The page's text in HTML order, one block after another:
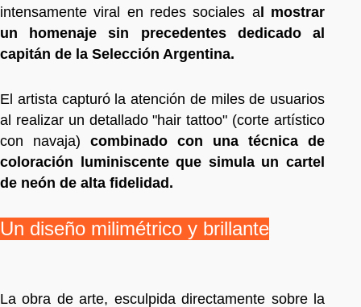
intensamente viral en redes sociales al mostrar
un homenaje sin precedentes dedicado al
capitán de la Selección Argentina.
El artista capturó la atención de miles de usuarios
al realizar un detallado "hair tattoo" (corte artístico
con navaja) combinado con una técnica de
coloración luminiscente que simula un cartel
de neón de alta fidelidad.
Un diseño milimétrico y brillante
La obra de arte, esculpida directamente sobre la